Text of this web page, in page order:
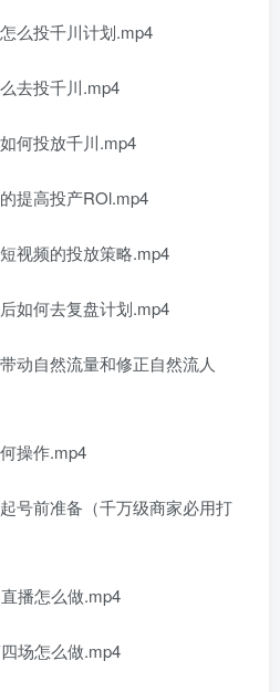
么投千川计划.mp4
去投千川.mp4
何投放千川.mp4
提高投产ROl.mp4
视频的投放策略.mp4
如何去复盘计划.mp4
动自然流量和修正自然流人
操作.mp4
号前准备（千万级商家必用打
播怎么做.mp4
场怎么做.mp4